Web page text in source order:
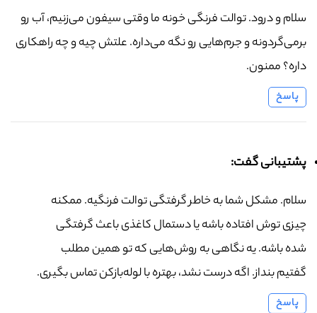
سلام و درود. توالت فرنگی خونه ما وقتی سیفون می‌زنیم، آب رو
برمی‌گردونه و جرم‌هایی رو نگه می‌داره. علتش چیه و چه راهکاری
داره؟ ممنون.
پاسخ
پشتیبانی گفت:
سلام. مشکل شما به خاطر گرفتگی توالت فرنگیه. ممکنه
چیزی توش افتاده باشه یا دستمال کاغذی باعث گرفتگی
شده باشه. یه نگاهی به روش‌هایی که تو همین مطلب
گفتیم بنداز. اگه درست نشد، بهتره با لوله‌بازکن تماس بگیری.
پاسخ